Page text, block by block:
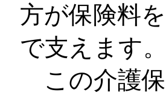
方が保険料
で支えます。
この介護保